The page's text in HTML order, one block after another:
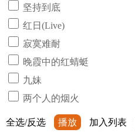
坚持到底
红日(Live)
寂寞难耐
晚霞中的红蜻蜓
九妹
两个人的烟火
全选/反选 播放 加入列表